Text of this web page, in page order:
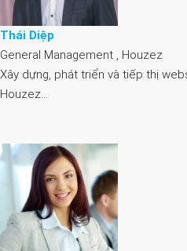
Thái Diệp
General Management , Houzez
Xây dựng, phát triển và tiếp thị
Houzez…